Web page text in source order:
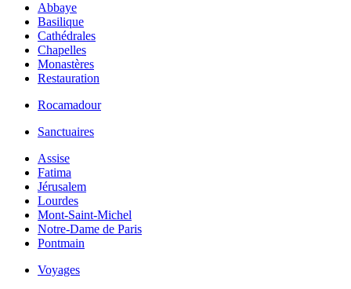
Abbaye
Basilique
Cathédrales
Chapelles
Monastères
Restauration
Rocamadour
Sanctuaires
Assise
Fatima
Jérusalem
Lourdes
Mont-Saint-Michel
Notre-Dame de Paris
Pontmain
Voyages